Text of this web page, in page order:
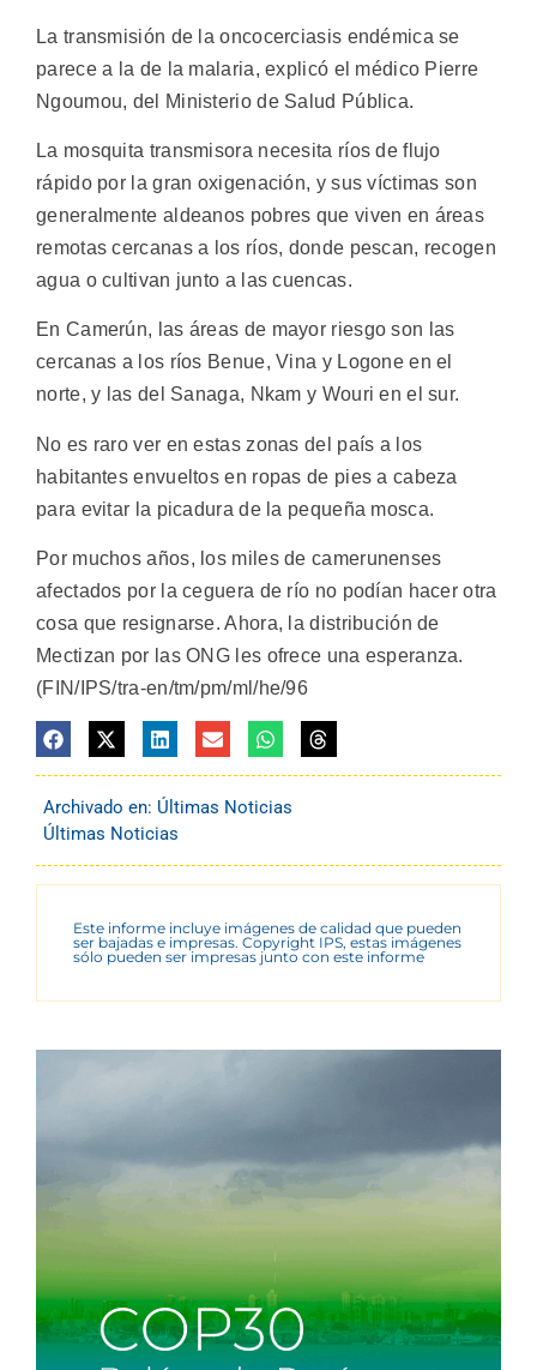
La transmisión de la oncocerciasis endémica se
parece a la de la malaria, explicó el médico Pierre
Ngoumou, del Ministerio de Salud Pública.
La mosquita transmisora necesita ríos de flujo
rápido por la gran oxigenación, y sus víctimas son
generalmente aldeanos pobres que viven en áreas
remotas cercanas a los ríos, donde pescan, recogen
agua o cultivan junto a las cuencas.
En Camerún, las áreas de mayor riesgo son las
cercanas a los ríos Benue, Vina y Logone en el
norte, y las del Sanaga, Nkam y Wouri en el sur.
No es raro ver en estas zonas del país a los
habitantes envueltos en ropas de pies a cabeza
para evitar la picadura de la pequeña mosca.
Por muchos años, los miles de camerunenses
afectados por la ceguera de río no podían hacer otra
cosa que resignarse. Ahora, la distribución de
Mectizan por las ONG les ofrece una esperanza.
(FIN/IPS/tra-en/tm/pm/ml/he/96
Archivado en: Últimas Noticias
Últimas Noticias
Este informe incluye imágenes de calidad que pueden
ser bajadas e impresas. Copyright IPS, estas imágenes
sólo pueden ser impresas junto con este informe